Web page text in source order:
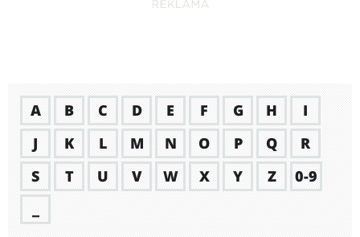
A B C D E F G H
I
J
K L M N O P Q
R
S
T U V W X Y Z
0-9